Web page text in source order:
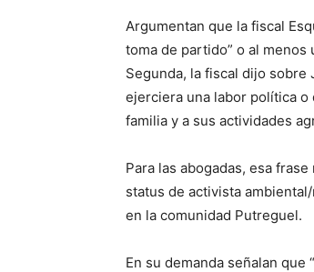
Argumentan que la fiscal
toma de partido” o al
Segunda, la fiscal dijo
ejerciera una labor política o
familia y a sus actividades
Para las abogadas, esa
status de activista
en la comunidad Putreguel.
En su demanda señalan